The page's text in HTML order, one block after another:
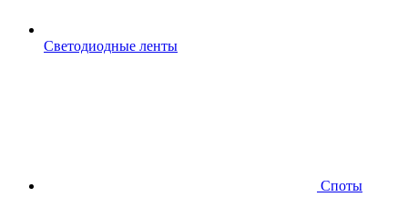
Светодиодные ленты
Споты